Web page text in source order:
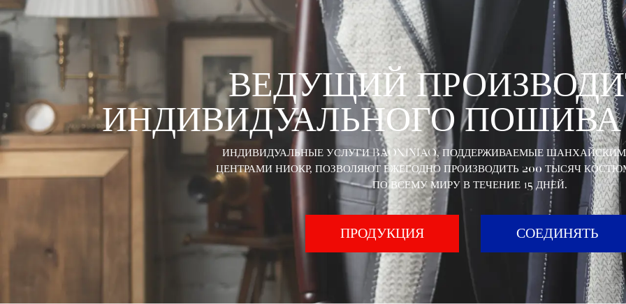
ВЕДУЩИЙ
ИНДИВИДУАЛЬНОГО
ИНДИВИДУАЛЬНЫЕ УСЛУГИ BAOXINIAO, ПОДДЕРЖИВАЕМЫЕ
ЦЕНТРАМИ НИОКР, ПОЗВОЛЯЮТ ЕЖЕГОДНО ПРОИЗВОДИТЬ 200 ТЫСЯЧ
ПО ВСЕМУ МИРУ В ТЕЧЕНИЕ 15 ДНЕЙ.
ПРОДУКЦИЯ СОЕДИНЯТЬ